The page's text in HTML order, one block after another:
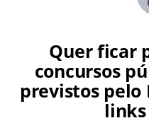
Quer ficar
concursos
previstos pelo